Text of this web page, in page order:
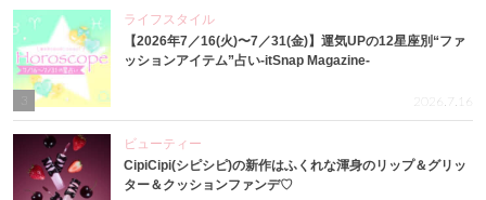
3
ライフスタイル
【2026年7／16(火)〜7／31(金)】運気UPの12星座別“ファ
ッションアイテム”占い-itSnap Magazine-
2026.7.16
ビューティー
CipiCipi(シピシピ)の新作はふくれな渾身のリップ＆グリッ
ター＆クッションファンデ♡